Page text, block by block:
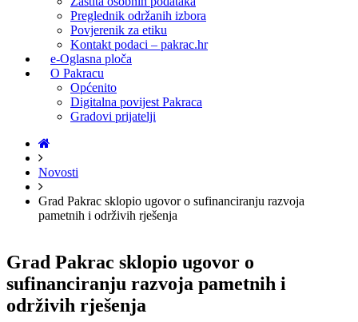
Preglednik održanih izbora
Povjerenik za etiku
Kontakt podaci – pakrac.hr
e-Oglasna ploča
O Pakracu
Općenito
Digitalna povijest Pakraca
Gradovi prijatelji
Novosti
Grad Pakrac sklopio ugovor o sufinanciranju razvoja
pametnih i održivih rješenja
Grad Pakrac sklopio ugovor o
sufinanciranju razvoja pametnih i
održivih rješenja